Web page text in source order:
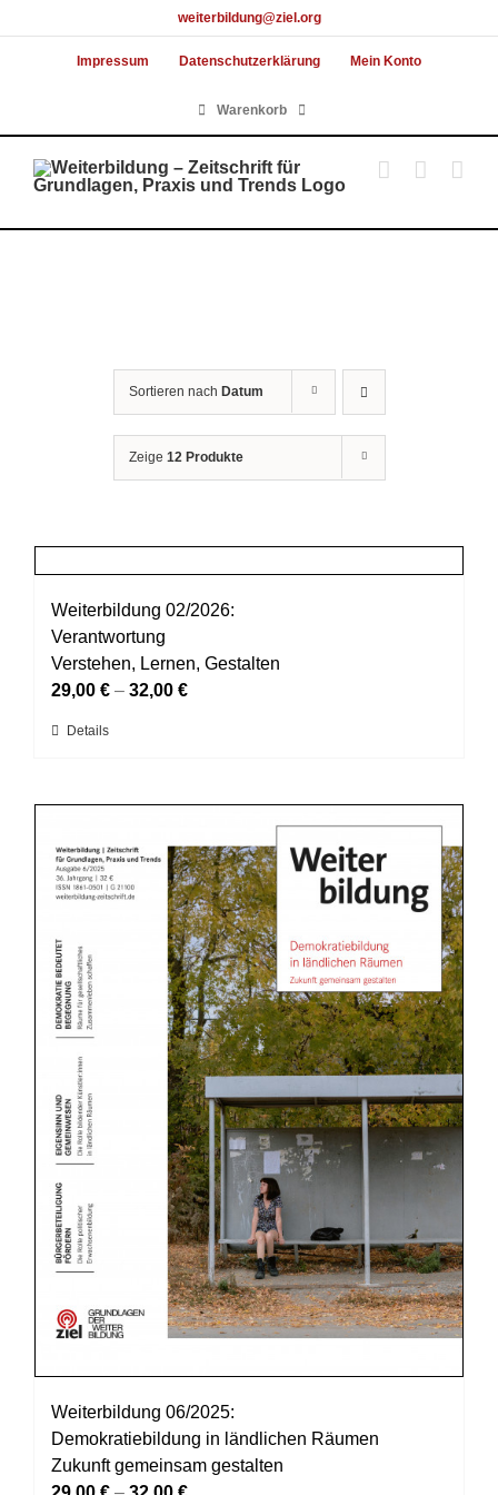
to
weiterbildung@ziel.org
Impressum Datenschutzerklärung Mein Konto
Warenkorb
Sortieren nach Datum
Zeige 12 Produkte
Weiterbildung 02/2026:
Verantwortung
Verstehen, Lernen, Gestalten
29,00 € – 32,00 €
Dieses
auf.
Die
können
auf
der
Produktseite
gewählt
werden
Details
Weiterbildung 06/2025:
Demokratiebildung in ländlichen Räumen
Zukunft gemeinsam gestalten